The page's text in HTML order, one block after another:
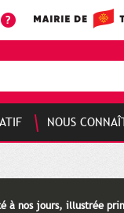
NOUS
à nos jours, illustrée